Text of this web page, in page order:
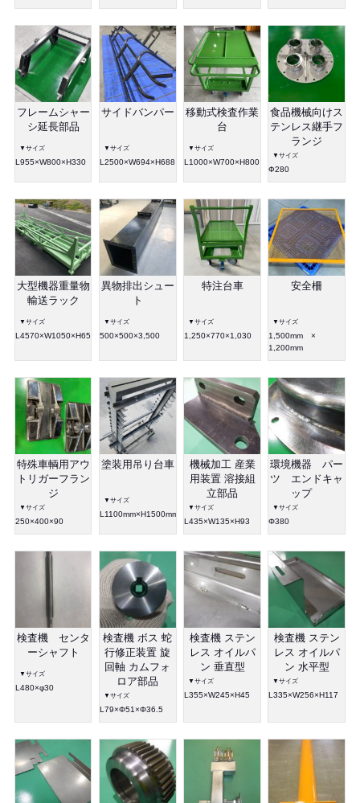
フレームシャー
シ延長部品
▼サイズ
L955×W800×H330
サイドバンパー
▼サイズ
L2500×W694×H688
移動式検査作業
台
▼サイズ
L1000×W700×H800
食品機械向けス
テンレス継手フ
ランジ
▼サイズ
Ф280
大型機器重量物
輸送ラック
▼サイズ
L4570×W1050×H650
異物排出シュー
ト
▼サイズ
500×500×3,500
特注台車
▼サイズ
1,250×770×1,030
安全柵
▼サイズ
1,500mm ×
1,200mm
特殊車輌用アウ
トリガーフラン
ジ
▼サイズ
250×400×90
塗装用吊り台車
▼サイズ
L1100mm×H1500mm×W450mm
機械加工 産業
用装置 溶接組
立部品
▼サイズ
L435×W135×H93
環境機器 パー
ツ エンドキャ
ップ
▼サイズ
Φ380
検査機 センタ
ーシャフト
▼サイズ
L480×φ30
検査機 ボス 蛇
行修正装置 旋
回軸 カムフォ
ロア部品
▼サイズ
L79×Φ51×Φ36.5
検査機 ステン
レス オイルパ
ン 垂直型
▼サイズ
L355×W245×H45
検査機 ステン
レス オイルパ
ン 水平型
▼サイズ
L335×W256×H117